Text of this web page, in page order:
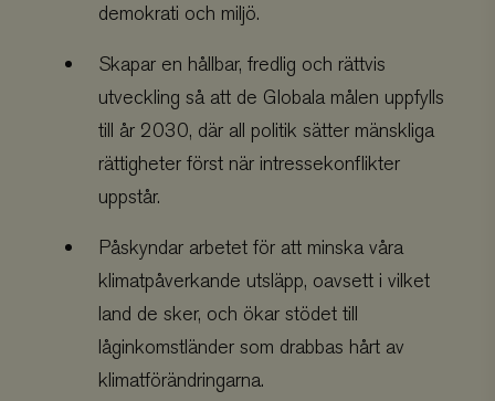
demokrati och miljö.
Skapar en hållbar, fredlig och rättvis
utveckling så att de Globala målen uppfylls
till år 2030, där all politik sätter mänskliga
rättigheter först när intressekonflikter
uppstår.
Påskyndar arbetet för att minska våra
klimatpåverkande utsläpp, oavsett i vilket
land de sker, och ökar stödet till
låginkomstländer som drabbas hårt av
klimatförändringarna.